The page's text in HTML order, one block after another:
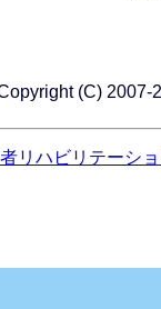
(C) 2007-
リハビリテーシ